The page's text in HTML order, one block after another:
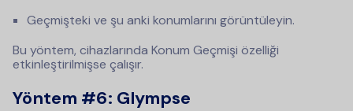
Geçmişteki ve şu anki konumlarını görüntüleyin.
Bu yöntem, cihazlarında Konum Geçmişi özelliği
etkinleştirilmişse çalışır.
Yöntem #6: Glympse